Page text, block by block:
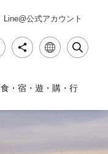
Line@公式アカウント
食・宿・遊・購・行